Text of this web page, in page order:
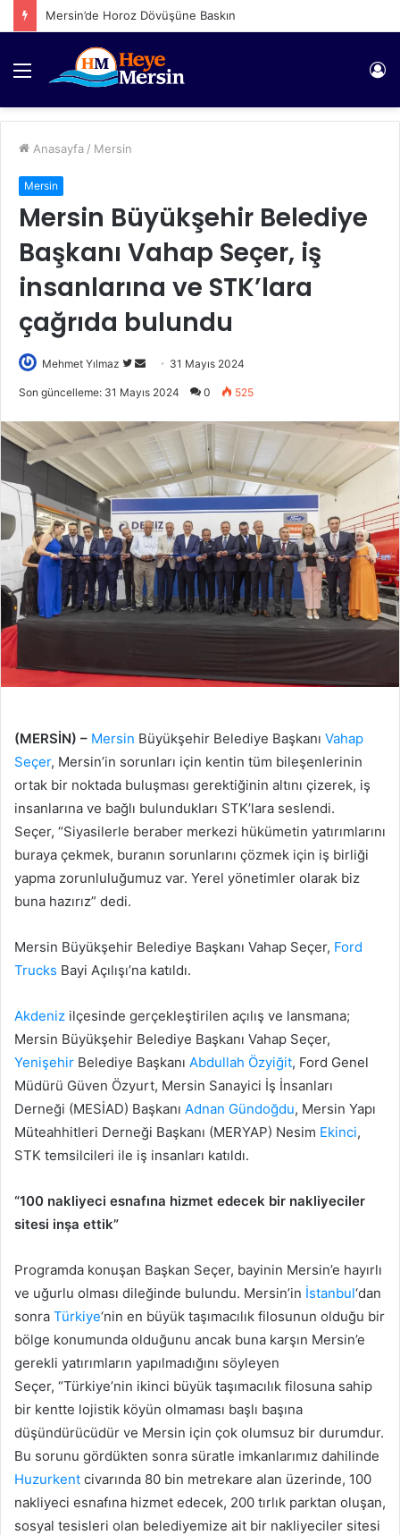
Mersin’de Horoz Dövüşüne Baskın
Menü
Anasayfa / Mersin
Mersin
Mersin Büyükşehir Belediye
Başkanı Vahap Seçer, iş
insanlarına ve STK’lara
çağrıda bulundu
Mehmet Yılmaz
Twitter'da
Bir
göndermek
31 Mayıs 2024
Son güncelleme: 31 Mayıs 2024 0 525
(MERSİN) – Mersin Büyükşehir Belediye Başkanı Vahap
Seçer, Mersin’in sorunları için kentin tüm bileşenlerinin
ortak bir noktada buluşması gerektiğinin altını çizerek, iş
insanlarına ve bağlı bulundukları STK’lara seslendi.
Seçer, “Siyasilerle beraber merkezi hükümetin yatırımlarını
buraya çekmek, buranın sorunlarını çözmek için iş birliği
yapma zorunluluğumuz var. Yerel yönetimler olarak biz
buna hazırız” dedi.
Mersin Büyükşehir Belediye Başkanı Vahap Seçer, Ford
Trucks Bayi Açılışı’na katıldı.
Akdeniz ilçesinde gerçekleştirilen açılış ve lansmana;
Mersin Büyükşehir Belediye Başkanı Vahap Seçer,
Yenişehir Belediye Başkanı Abdullah Özyiğit, Ford Genel
Müdürü Güven Özyurt, Mersin Sanayici İş İnsanları
Derneği (MESİAD) Başkanı Adnan Gündoğdu, Mersin Yapı
Müteahhitleri Derneği Başkanı (MERYAP) Nesim Ekinci,
STK temsilcileri ile iş insanları katıldı.
“100 nakliyeci esnafına hizmet edecek bir nakliyeciler
sitesi inşa ettik”
Programda konuşan Başkan Seçer, bayinin Mersin’e hayırlı
ve uğurlu olması dileğinde bulundu. Mersin’in İstanbul‘dan
sonra Türkiye‘nin en büyük taşımacılık filosunun olduğu bir
bölge konumunda olduğunu ancak buna karşın Mersin’e
gerekli yatırımların yapılmadığını söyleyen
Seçer, “Türkiye’nin ikinci büyük taşımacılık filosuna sahip
bir kentte lojistik köyün olmaması başlı başına
düşündürücüdür ve Mersin için çok olumsuz bir durumdur.
Bu sorunu gördükten sonra süratle imkanlarımız dahilinde
Huzurkent civarında 80 bin metrekare alan üzerinde, 100
nakliyeci esnafına hizmet edecek, 200 tırlık parktan oluşan,
sosyal tesisleri olan belediyemize ait bir nakliyeciler sitesi